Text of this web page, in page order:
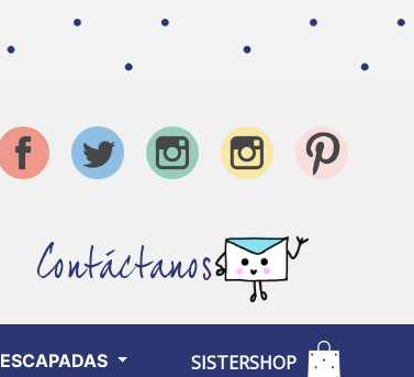
Contáctanos
ESCAPADAS SISTERSHOP